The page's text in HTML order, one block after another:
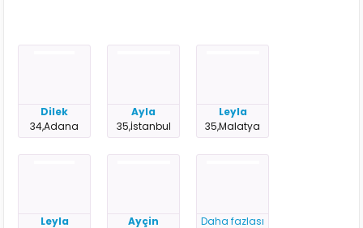
Dilek
34,Adana
Ayla
35,İstanbul
Leyla
35,Malatya
Leyla
Ayçin
Daha fazlası